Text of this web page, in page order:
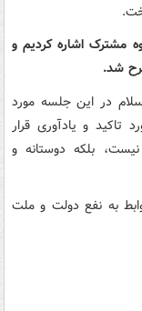
مشترک اشاره کردیم و
شد.
در این جلسه مورد
و یادآوری قرار
بلکه دوستانه و
به نفع دولت و ملت